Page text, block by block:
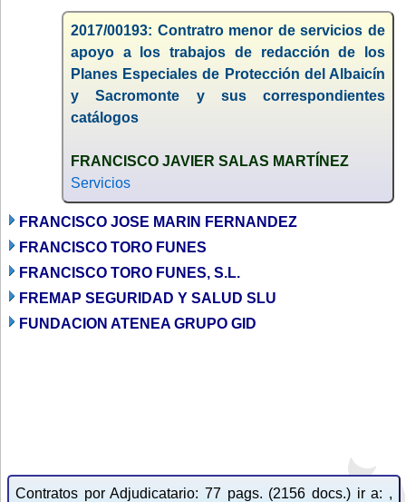
2017/00193: Contratro menor de servicios de
apoyo a los trabajos de redacción de los
Planes Especiales de Protección del Albaicín
y Sacromonte y sus correspondientes
catálogos
FRANCISCO JAVIER SALAS MARTÍNEZ
Servicios
FRANCISCO JOSE MARIN FERNANDEZ
FRANCISCO TORO FUNES
FRANCISCO TORO FUNES, S.L.
FREMAP SEGURIDAD Y SALUD SLU
FUNDACION ATENEA GRUPO GID
Contratos por Adjudicatario: 77 pags. (2156 docs.) ir a: ,